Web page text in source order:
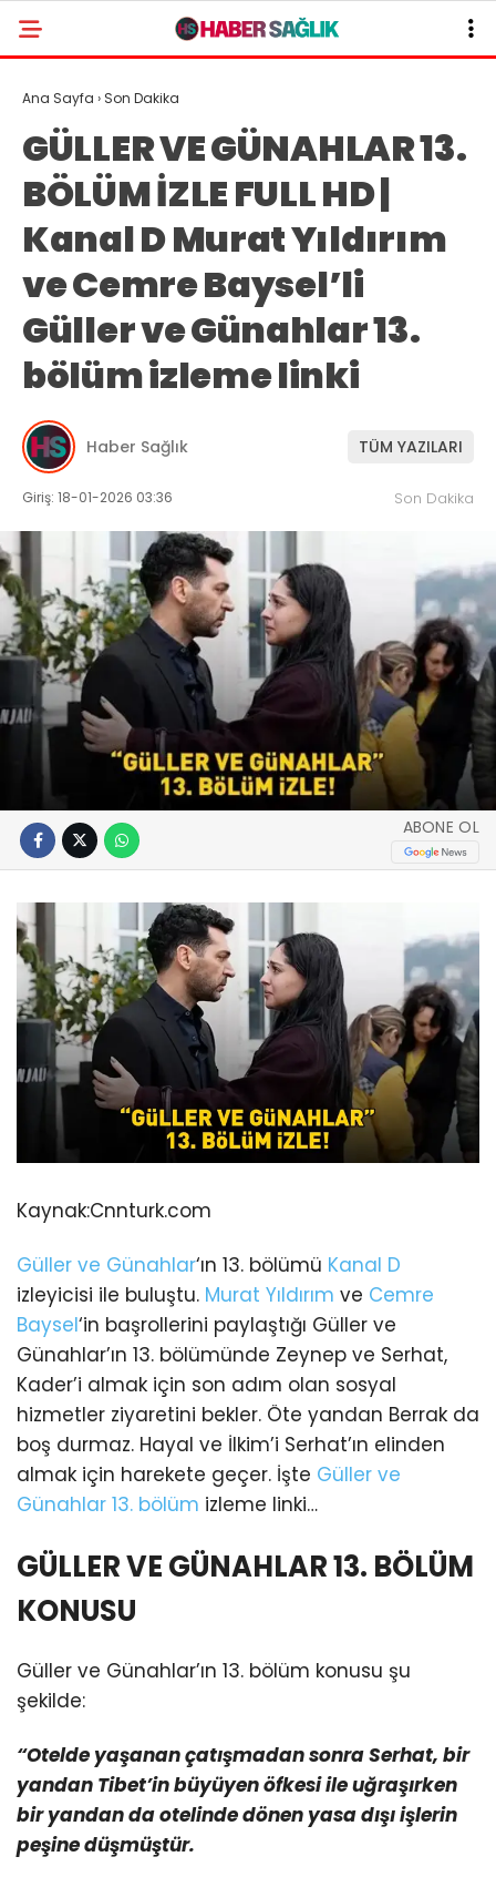
Ana Sayfa › Son Dakika
GÜLLER VE GÜNAHLAR 13.
BÖLÜM İZLE FULL HD |
Kanal D Murat Yıldırım
ve Cemre Baysel’li
Güller ve Günahlar 13.
bölüm izleme linki
Haber Sağlık TÜM YAZILARI
Giriş: 18-01-2026 03:36 Son Dakika
ABONE OL
Kaynak:Cnnturk.com
Güller ve Günahlar‘ın 13. bölümü Kanal D
izleyicisi ile buluştu. Murat Yıldırım ve Cemre
Baysel‘in başrollerini paylaştığı Güller ve
Günahlar’ın 13. bölümünde Zeynep ve Serhat,
Kader’i almak için son adım olan sosyal
hizmetler ziyaretini bekler. Öte yandan Berrak da
boş durmaz. Hayal ve İlkim’i Serhat’ın elinden
almak için harekete geçer. İşte Güller ve
Günahlar 13. bölüm izleme linki…
GÜLLER VE GÜNAHLAR 13. BÖLÜM
KONUSU
Güller ve Günahlar’ın 13. bölüm konusu şu
şekilde:
“Otelde yaşanan çatışmadan sonra Serhat, bir
yandan Tibet’in büyüyen öfkesi ile uğraşırken
bir yandan da otelinde dönen yasa dışı işlerin
peşine düşmüştür.